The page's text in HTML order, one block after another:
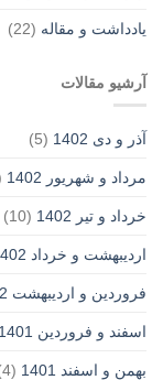
یادداشت‌ و مقاله (22)
آرشیو مقالات
آذر و دی 1402 (5)
مرداد و شهریور 1402
خرداد و تیر 1402 (10)
اردیبهشت و خرداد 1402
فروردین و اردیبهشت 1402
اسفند و فروردین 1401
بهمن و اسفند 1401 (4)